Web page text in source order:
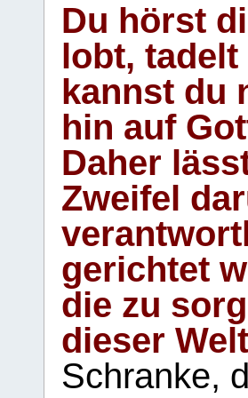
Du hörst
lobt,
kannst du
hin auf
Daher
Zweifel
gerichtet
die zu
dieser
Schranke,